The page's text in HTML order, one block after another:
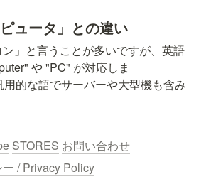
ュータ」との違い
」と言うことが多いですが、英語
や "PC" が対応しま
的な語でサーバーや大型機も含み
STORES お問い合わせ
/ Privacy Policy